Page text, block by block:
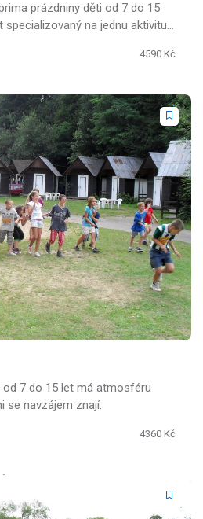
prázdniny děti od 7 do 15
specializovaný na jednu aktivitu,
4590 Kč
7 do 15 let má atmosféru
se navzájem znají.
4360 Kč